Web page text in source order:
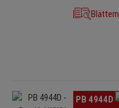
Blättern
Bildergalerie überspringen
PB 4944D